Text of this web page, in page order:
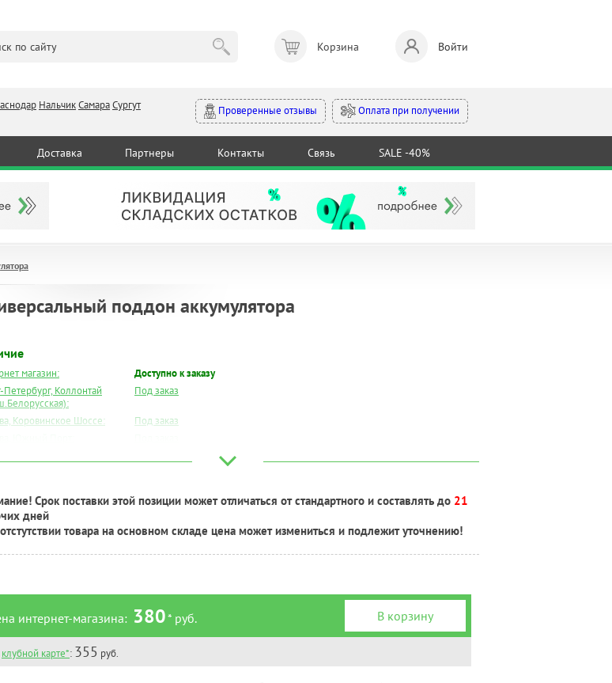
Корзина Войти
НальчикСамараСургут
Проверенные отзывы Оплата при получении
Доставка Партнеры Контакты Связь SALE -40%
поддон аккумулятора
магазин:
Доступно к заказу
Петербург, Коллонтай
Под заказ
Коровинское Шоссе:
Под заказ
Под заказ
Срок поставки этой позиции может отличаться от стандартного и составлять до 21
дней
товара на основном складе цена может измениться и подлежит уточнению!
интернет-магазина: 380* руб. В корзину
клубной карте*: 355 руб.